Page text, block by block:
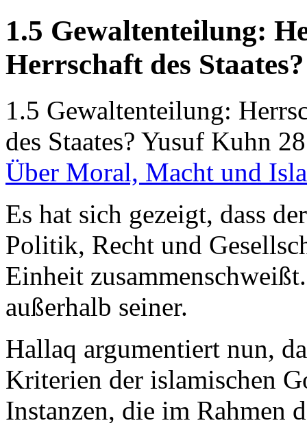
1.5 Gewaltenteilung:
Herrschaft des Staates?
1.5 Gewaltenteilung:
des Staates? Yusuf Kuhn
Über Moral, Macht und
Es hat sich gezeigt, dass
Politik, Recht und
Einheit
außerhalb seiner.
Hallaq argumentiert nun,
Kriterien der islamischen
Instanzen, die im Rahmen